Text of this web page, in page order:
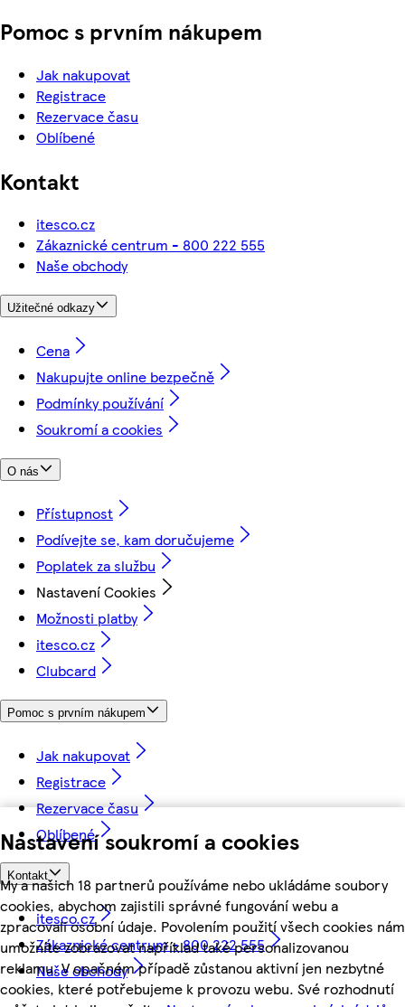
Nastavení soukromí a cookies
My a našich 18 partnerů používáme nebo ukládáme soubory
cookies, abychom zajistili správné fungování webu a
zpracovali osobní údaje. Povolením použití všech cookies nám
umožníte zobrazovat například také personalizovanou
reklamu. V opačném případě zůstanou aktivní jen nezbytné
cookies, které potřebujeme k provozu webu. Své rozhodnutí
Pomoc s prvním nákupem
Jak nakupovat
Registrace
Rezervace času
Oblíbené
Kontakt
itesco.cz
Zákaznické centrum - 800 222 555
Naše obchody
Užitečné odkazy
Cena
Nakupujte online bezpečně
Podmínky používání
Soukromí a cookies
O nás
Přístupnost
Podívejte se, kam doručujeme
Poplatek za službu
Nastavení Cookies
Možnosti platby
itesco.cz
Clubcard
Pomoc s prvním nákupem
Jak nakupovat
Registrace
Rezervace času
Oblíbené
Kontakt
itesco.cz
Zákaznické centrum - 800 222 555
Naše obchody